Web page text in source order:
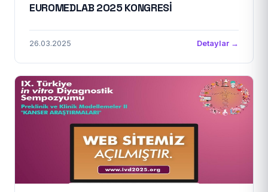
EUROMEDLAB 2025 KONGRESİ
26.03.2025 Detaylar →